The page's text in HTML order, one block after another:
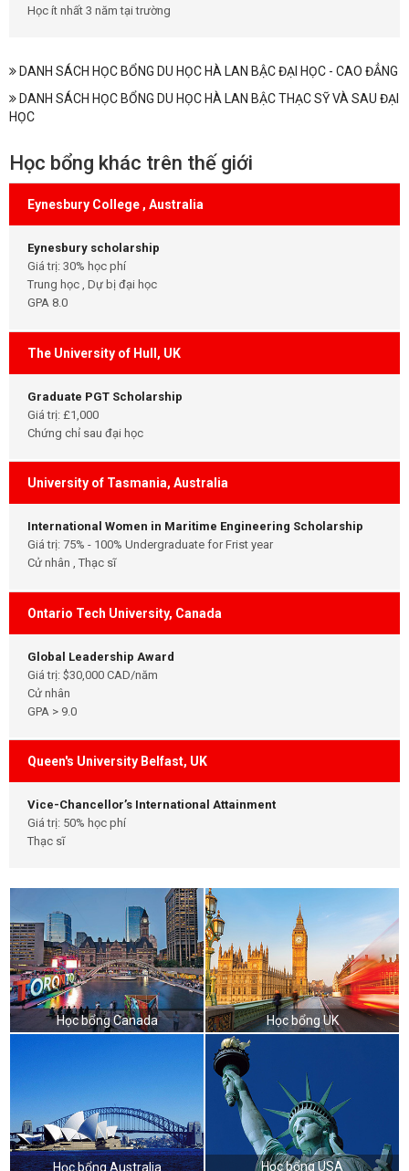
Học ít nhất 3 năm tại trường
DANH SÁCH HỌC BỔNG DU HỌC HÀ LAN BẬC ĐẠI HỌC - CAO ĐẲNG
DANH SÁCH HỌC BỔNG DU HỌC HÀ LAN BẬC THẠC SỸ VÀ SAU ĐẠI
HỌC
Học bổng khác trên thế giới
Eynesbury College , Australia
Eynesbury scholarship
Giá trị: 30% học phí
Trung học , Dự bị đại học
GPA 8.0
The University of Hull, UK
Graduate PGT Scholarship
Giá trị: £1,000
Chứng chỉ sau đại học
University of Tasmania, Australia
International Women in Maritime Engineering Scholarship
Giá trị: 75% - 100% Undergraduate for Frist year
Cử nhân , Thạc sĩ
Ontario Tech University, Canada
Global Leadership Award
Giá trị: $30,000 CAD/năm
Cử nhân
GPA > 9.0
Queen's University Belfast, UK
Vice-Chancellor’s International Attainment
Giá trị: 50% học phí
Thạc sĩ
Học bổng Canada Học bổng UK
Học bổng Australia Học bổng USA